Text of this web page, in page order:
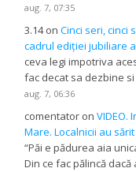
aug. 7, 07:35
3.14onCinci seri, cinci
cadrul ediției jubiliare
ceva legi impotriva
fac decat sa dezbine
aug. 7, 06:36
comentator onVIDEO.
Mare. Localnicii au
“Păi e pădurea aia
Din ce fac pălincă